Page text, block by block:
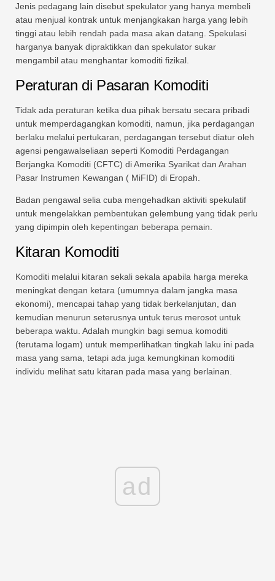
Jenis pedagang lain disebut spekulator yang hanya membeli
atau menjual kontrak untuk menjangkakan harga yang lebih
tinggi atau lebih rendah pada masa akan datang. Spekulasi
harganya banyak dipraktikkan dan spekulator sukar
mengambil atau menghantar komoditi fizikal.
Peraturan di Pasaran Komoditi
Tidak ada peraturan ketika dua pihak bersatu secara pribadi
untuk memperdagangkan komoditi, namun, jika perdagangan
berlaku melalui pertukaran, perdagangan tersebut diatur oleh
agensi pengawalseliaan seperti Komoditi Perdagangan
Berjangka Komoditi (CFTC) di Amerika Syarikat dan Arahan
Pasar Instrumen Kewangan ( MiFID) di Eropah.
Badan pengawal selia cuba mengehadkan aktiviti spekulatif
untuk mengelakkan pembentukan gelembung yang tidak perlu
yang dipimpin oleh kepentingan beberapa pemain.
Kitaran Komoditi
Komoditi melalui kitaran sekali sekala apabila harga mereka
meningkat dengan ketara (umumnya dalam jangka masa
ekonomi), mencapai tahap yang tidak berkelanjutan, dan
kemudian menurun seterusnya untuk terus merosot untuk
beberapa waktu. Adalah mungkin bagi semua komoditi
(terutama logam) untuk memperlihatkan tingkah laku ini pada
masa yang sama, tetapi ada juga kemungkinan komoditi
individu melihat satu kitaran pada masa yang berlainan.
ad